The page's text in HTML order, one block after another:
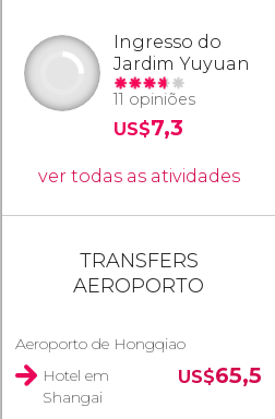
Ingresso do
Jardim Yuyuan
11 opiniões
US$7,3
ver todas as atividades
TRANSFERS
AEROPORTO
Aeroporto de Hongqiao
Hotel em
Shangai
US$65,5